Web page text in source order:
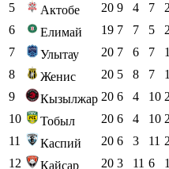
5
Актобе 20 9 4 7
6
Елимай 19 7 7 5
7
Улытау 20 7 6 7
8
Женис 20 5 8 7
9
Кызылжар 20 6 4 10
10
Тобыл 20 6 4 10
11
Каспий 20 6 3 11
12
Кайсар 20 3 11 6